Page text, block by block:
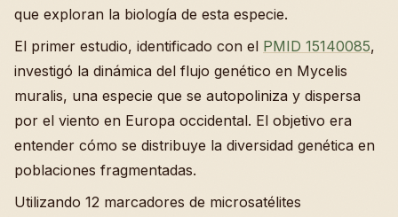
que exploran la biología de esta especie.
El primer estudio, identificado con el PMID 15140085,
investigó la dinámica del flujo genético en Mycelis
muralis, una especie que se autopoliniza y dispersa
por el viento en Europa occidental. El objetivo era
entender cómo se distribuye la diversidad genética en
poblaciones fragmentadas.
Utilizando 12 marcadores de microsatélites